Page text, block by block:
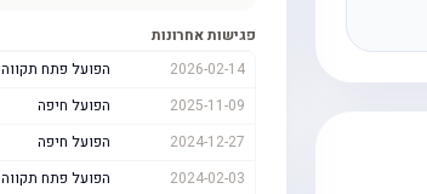
פגישות אחרונות
2026-02-14
הפועל פתח תקווה
2025-11-09
הפועל חיפה
2024-12-27
הפועל חיפה
2024-02-03
הפועל פתח תקווה